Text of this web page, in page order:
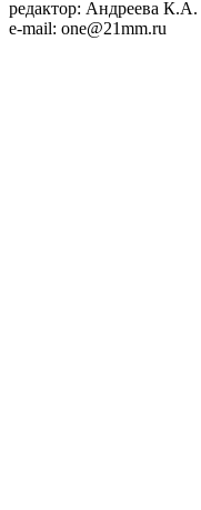
редактор: Андреева К.А.
e-mail: one@21mm.ru